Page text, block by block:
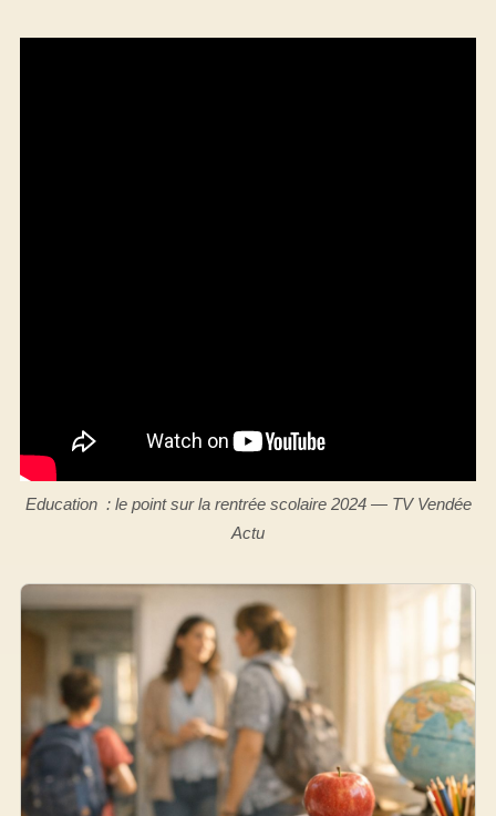
Education : le point sur la rentrée scolaire 2024 — TV Vendée
Actu